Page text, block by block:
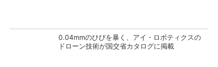
0.04mmのひびを暴く、アイ・ロボティクスの
ドローン技術が国交省カタログに掲載